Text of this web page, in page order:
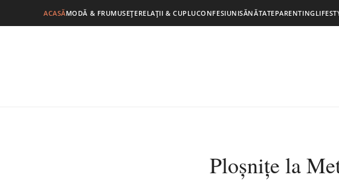
ACASĂMODĂ & FRUMUSEȚERELAȚII & CUPLUCONFESIUNISĂNĂTATEPARENTING
Ploșnițe la